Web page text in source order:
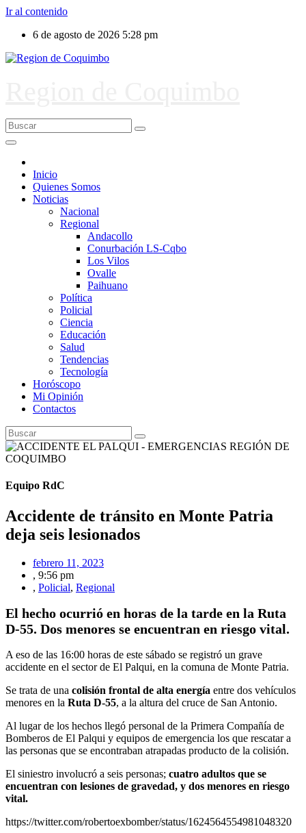
Ir al contenido
6 de agosto de 2026 5:28 pm
Inicio
Quienes Somos
Noticias
Nacional
Regional
Andacollo
Conurbación LS-Cqbo
Los Vilos
Ovalle
Paihuano
Política
Policial
Ciencia
Educación
Salud
Tendencias
Tecnología
Horóscopo
Mi Opinión
Contactos
Equipo RdC
Accidente de tránsito en Monte Patria
deja seis lesionados
febrero 11, 2023
, 9:56 pm
, Policial, Regional
El hecho ocurrió en horas de la tarde en la Ruta
D-55. Dos menores se encuentran en riesgo vital.
A eso de las 16:00 horas de este sábado se registró un grave
accidente en el sector de El Palqui, en la comuna de Monte Patria.
Se trata de una colisión frontal de alta energía entre dos vehículos
menores en la Ruta D-55, a la altura del cruce de San Antonio.
Al lugar de los hechos llegó personal de la Primera Compañía de
Bomberos de El Palqui y equipos de emergencia los que rescatar a
las personas que se encontraban atrapadas producto de la colisión.
El siniestro involucró a seis personas; cuatro adultos que se
encuentran con lesiones de gravedad, y dos menores en riesgo
vital.
https://twitter.com/robertoexbomber/status/1624564554981048320